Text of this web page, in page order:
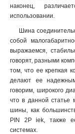
наконец,
использовании.
Шина
собой
выражаемся,
говорят, разными
том, что ее крепкая
делают ее
говорим, широкого
что в данной статье
шины, как
PIN 2P iek, также
системах.